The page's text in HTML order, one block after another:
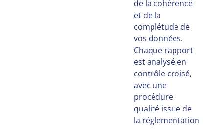
de la cohérence
et de la
complétude de
vos données.
Chaque rapport
est analysé en
contrôle croisé,
avec une
procédure
qualité issue de
la réglementation